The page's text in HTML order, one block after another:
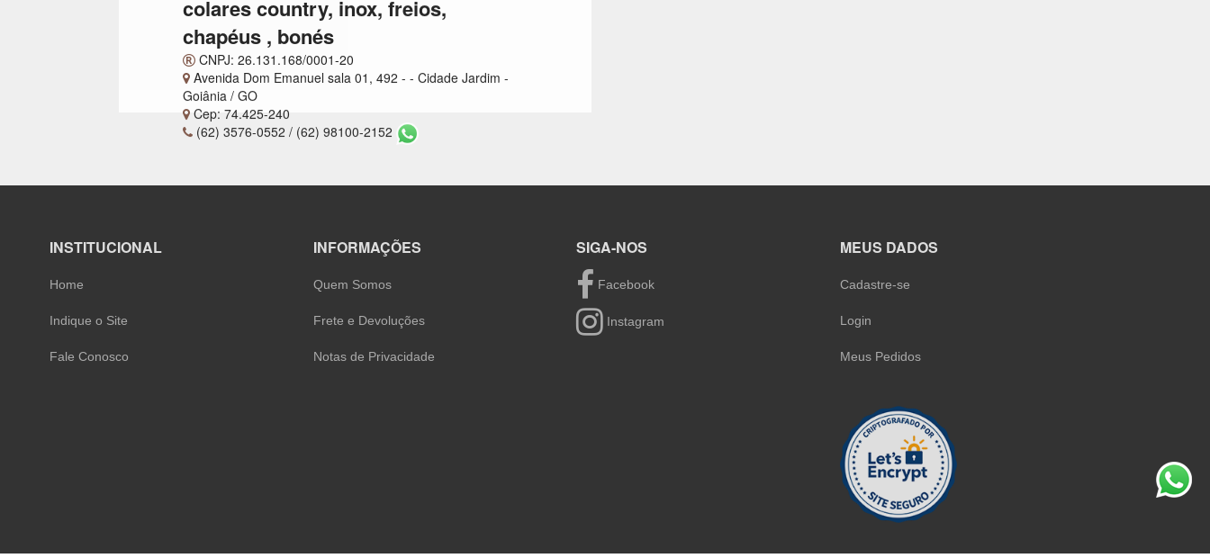
colares country, inox, freios,
chapéus , bonés
CNPJ: 26.131.168/0001-20
Avenida Dom Emanuel sala 01, 492 - - Cidade Jardim -
Goiânia / GO
Cep: 74.425-240
INSTITUCIONAL
Home
Indique o Site
Fale Conosco
INFORMAÇÕES
Quem Somos
Frete e Devoluções
Notas de Privacidade
SIGA-NOS
Facebook
Instagram
MEUS DADOS
Cadastre-se
Login
Meus Pedidos